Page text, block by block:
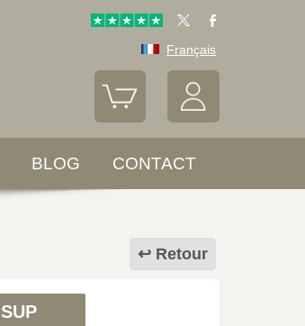
Français
BLOG CONTACT
Retour
SUP